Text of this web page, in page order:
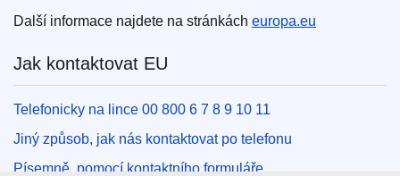
Další informace najdete na stránkách europa.eu
Jak kontaktovat EU
Telefonicky na lince 00 800 6 7 8 9 10 11
Jiný způsob, jak nás kontaktovat po telefonu
Písemně, pomocí kontaktního formuláře